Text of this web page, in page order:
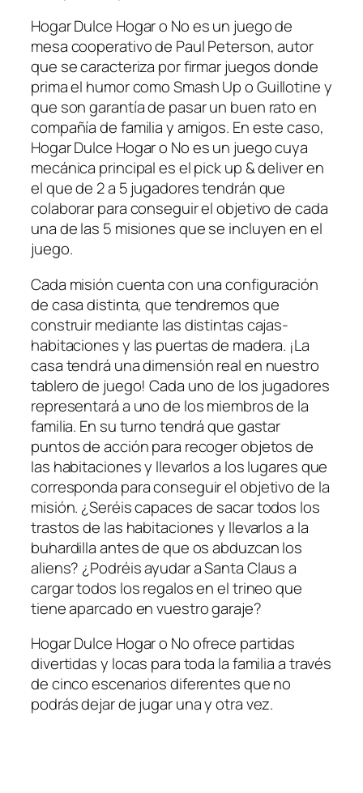
Hogar Dulce Hogar o No es un juego de
mesa cooperativo de Paul Peterson, autor
que se caracteriza por firmar juegos donde
prima el humor como Smash Up o Guillotine y
que son garantía de pasar un buen rato en
compañía de familia y amigos. En este caso,
Hogar Dulce Hogar o No es un juego cuya
mecánica principal es el pick up & deliver en
el que de 2 a 5 jugadores tendrán que
colaborar para conseguir el objetivo de cada
una de las 5 misiones que se incluyen en el
juego.
Cada misión cuenta con una configuración
de casa distinta, que tendremos que
construir mediante las distintas cajas-
habitaciones y las puertas de madera. ¡La
casa tendrá una dimensión real en nuestro
tablero de juego! Cada uno de los jugadores
representará a uno de los miembros de la
familia. En su turno tendrá que gastar
puntos de acción para recoger objetos de
las habitaciones y llevarlos a los lugares que
corresponda para conseguir el objetivo de la
misión. ¿Seréis capaces de sacar todos los
trastos de las habitaciones y llevarlos a la
buhardilla antes de que os abduzcan los
aliens? ¿Podréis ayudar a Santa Claus a
cargar todos los regalos en el trineo que
tiene aparcado en vuestro garaje?
Hogar Dulce Hogar o No ofrece partidas
divertidas y locas para toda la familia a través
de cinco escenarios diferentes que no
podrás dejar de jugar una y otra vez.